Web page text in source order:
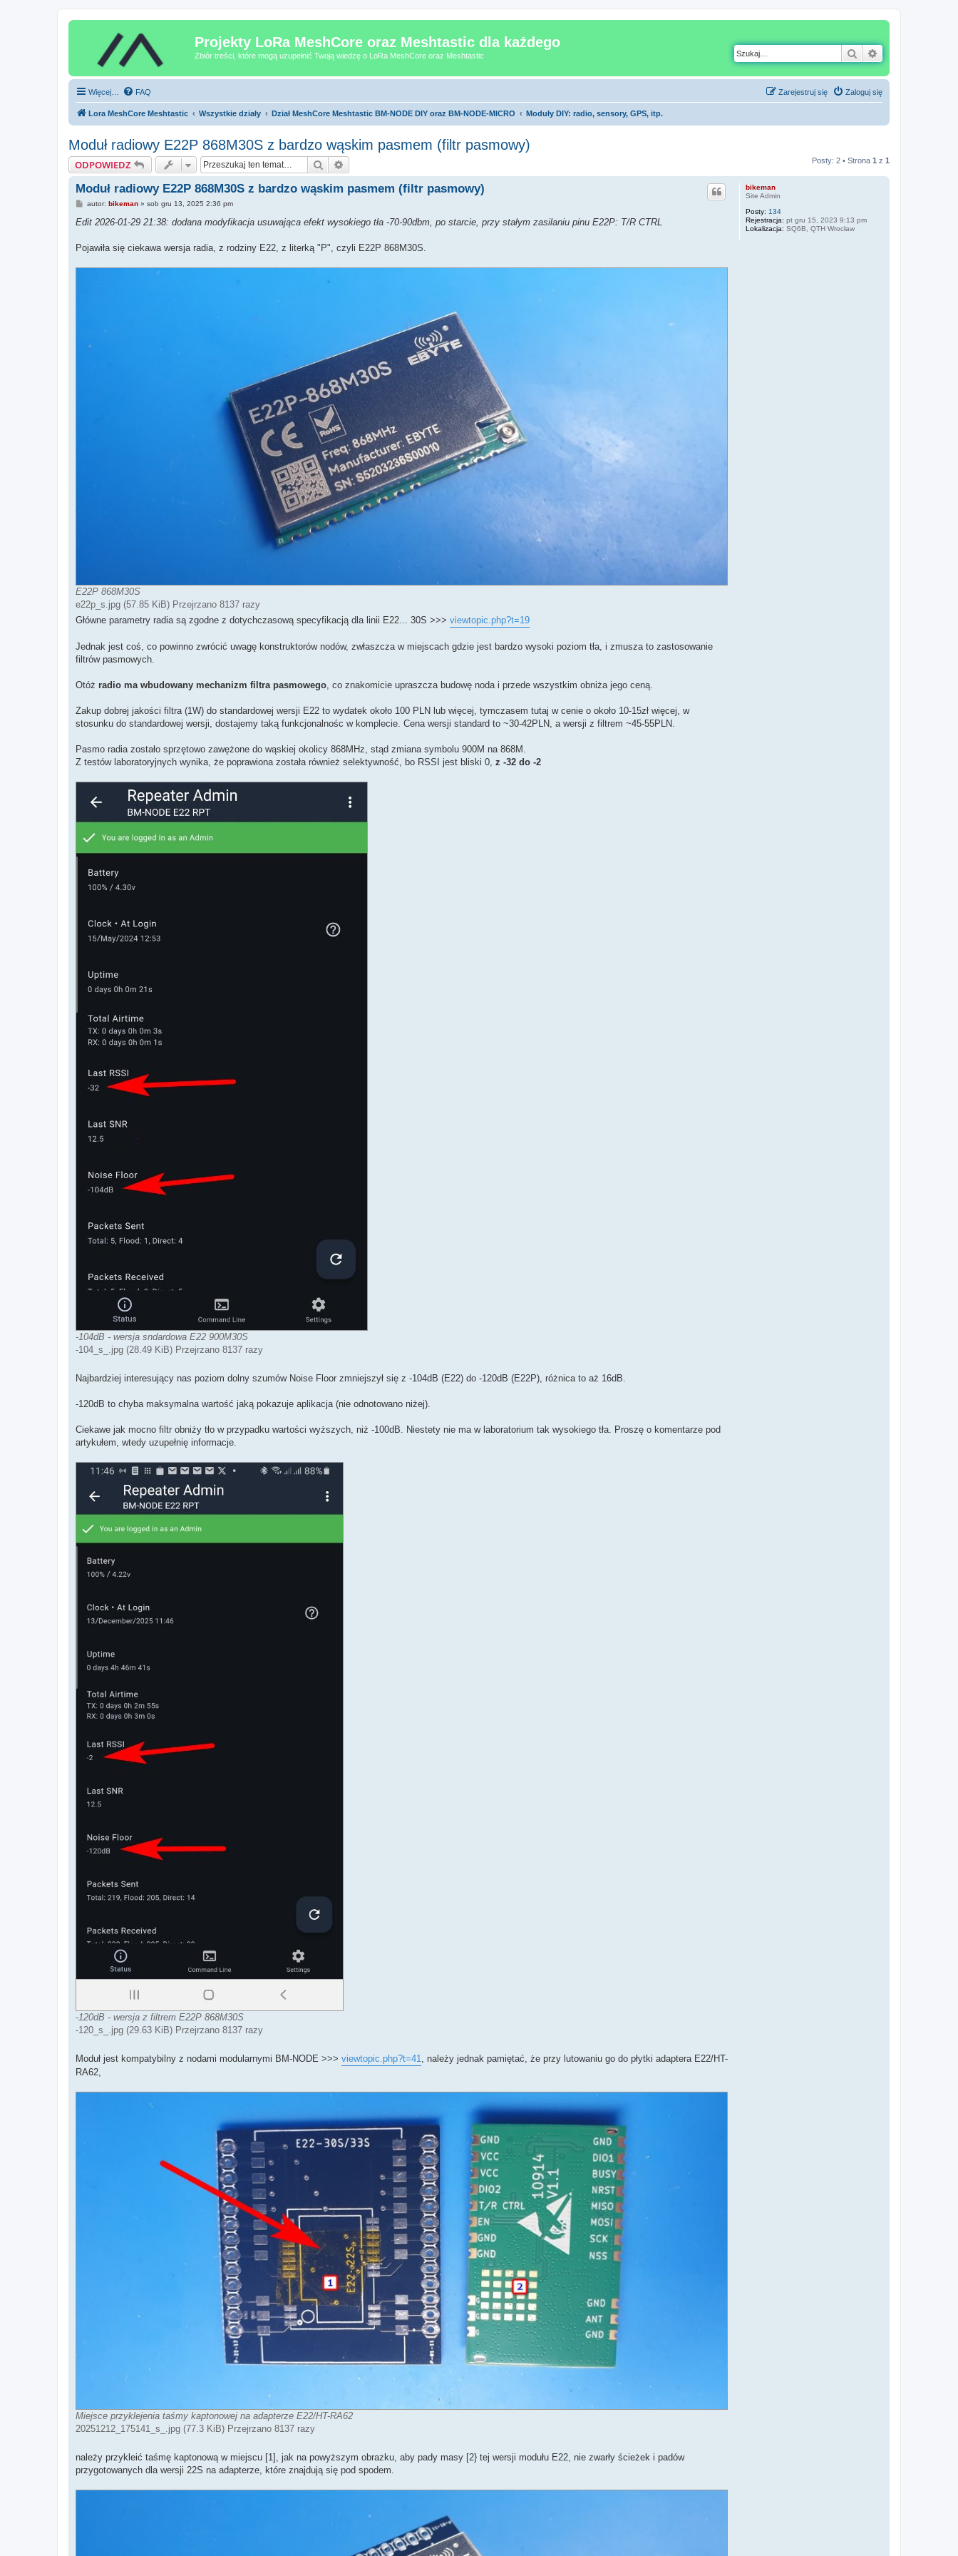
Projekty LoRa MeshCore oraz Meshtastic dla każdego
Zbiór treści, które mogą uzupełnić Twoją wiedzę o LoRa MeshCore oraz Meshtastic Szukaj
Więcej… FAQ Zaloguj się
Zarejestruj się
Lora MeshCore Meshtastic Wszystkie działy Dział MeshCore Meshtastic BM-NODE DIY oraz BM-NODE-MICRO Moduły DIY: radio, sensory, GPS, itp.
Moduł radiowy E22P 868M30S z bardzo wąskim pasmem (filtr pasmowy)
ODPOWIEDZ Szukaj Posty: 2 • Strona 1 z 1
bikeman
Site Admin
Posty: 134
Rejestracja: pt gru 15, 2023 9:13 pm
Lokalizacja: SQ6B, QTH Wrocław
Moduł radiowy E22P 868M30S z bardzo wąskim pasmem (filtr pasmowy)
P
s
autor: bikeman» sob gru 13, 2025 2:36 pm
Edit 2026-01-29 21:38: dodana modyfikacja usuwająca efekt wysokiego tła -70-90dbm, po starcie, przy stałym zasilaniu pinu E22P: T/R CTRL
Pojawiła się ciekawa wersja radia, z rodziny E22, z literką "P", czyli E22P 868M30S.
E22P 868M30S
e22p_s.jpg (57.85 KiB) Przejrzano 8137 razy
Główne parametry radia są zgodne z dotychczasową specyfikacją dla linii E22... 30S >>> viewtopic.php?t=19
Jednak jest coś, co powinno zwrócić uwagę konstruktorów nodów, zwłaszcza w miejscach gdzie jest bardzo wysoki poziom tła, i zmusza to zastosowanie
filtrów pasmowych.
Otóż radio ma wbudowany mechanizm filtra pasmowego , co znakomicie upraszcza budowę noda i przede wszystkim obniża jego ceną.
Zakup dobrej jakości filtra (1W) do standardowej wersji E22 to wydatek około 100 PLN lub więcej, tymczasem tutaj w cenie o około 10-15zł więcej, w
stosunku do standardowej wersji, dostajemy taką funkcjonalnośc w komplecie. Cena wersji standard to ~30-42PLN, a wersji z filtrem ~45-55PLN.
Pasmo radia zostało sprzętowo zawężone do wąskiej okolicy 868MHz, stąd zmiana symbolu 900M na 868M.
Z testów laboratoryjnych wynika, że poprawiona została również selektywność, bo RSSI jest bliski 0, z -32 do -2
-104dB - wersja sndardowa E22 900M30S
-104_s_.jpg (28.49 KiB) Przejrzano 8137 razy
Najbardziej interesujący nas poziom dolny szumów Noise Floor zmniejszył się z -104dB (E22) do -120dB (E22P), różnica to aż 16dB.
-120dB to chyba maksymalna wartość jaką pokazuje aplikacja (nie odnotowano niżej).
Ciekawe jak mocno filtr obniży tło w przypadku wartości wyższych, niż -100dB. Niestety nie ma w laboratorium tak wysokiego tła. Proszę o komentarze pod
artykułem, wtedy uzupełnię informacje.
-120dB - wersja z filtrem E22P 868M30S
-120_s_.jpg (29.63 KiB) Przejrzano 8137 razy
Moduł jest kompatybilny z nodami modularnymi BM-NODE >>> viewtopic.php?t=41
, należy jednak pamiętać, że przy lutowaniu go do płytki adaptera E22/HT-
RA62,
Miejsce przyklejenia taśmy kaptonowej na adapterze E22/HT-RA62
20251212_175141_s_.jpg (77.3 KiB) Przejrzano 8137 razy
należy przykleić taśmę kaptonową w miejscu [1], jak na powyższym obrazku, aby pady masy [2} tej wersji modułu E22, nie zwarły ścieżek i padów
przygotowanych dla wersji 22S na adapterze, które znajdują się pod spodem.